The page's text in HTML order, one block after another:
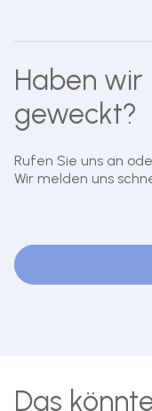
Haben wir
geweckt?
Rufen Sie uns an
Wir melden uns
Das